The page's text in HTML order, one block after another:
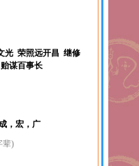
光 荣照远开昌 继修
谋百事长
，宏，广
辈)